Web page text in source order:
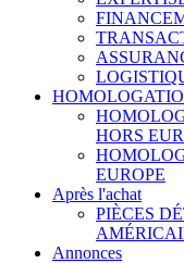
HORS
EUROPE
Après l'achat
PIÈCES
Annonces